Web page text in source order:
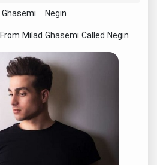
– Negin
Milad Ghasemi Called Negin